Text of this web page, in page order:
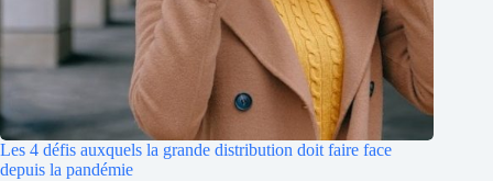
Les 4 défis auxquels la grande distribution doit faire face
depuis la pandémie